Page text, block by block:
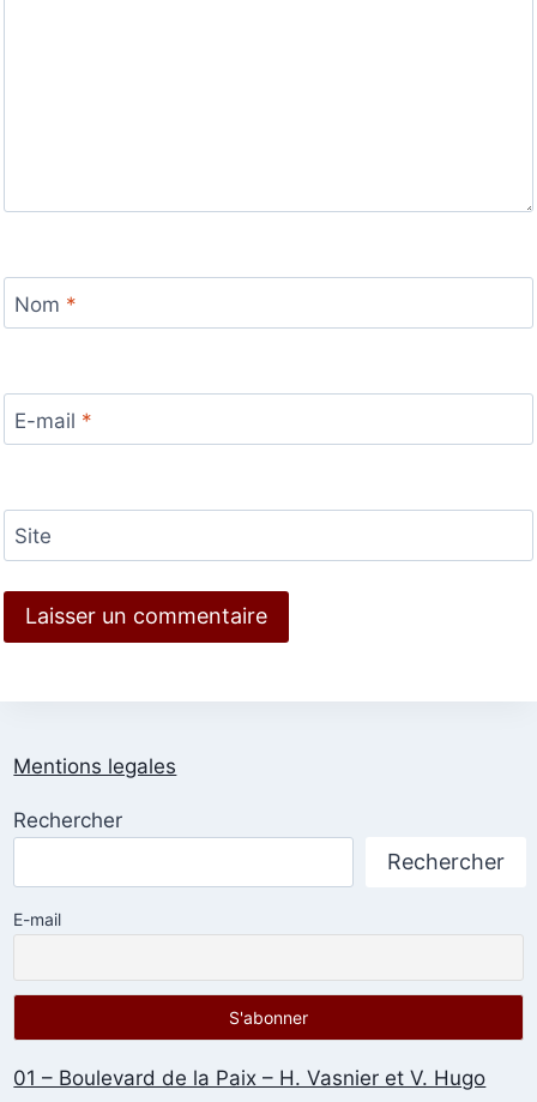
Nom *
E-mail *
Site
Mentions legales
Rechercher
Rechercher
E-mail
01 – Boulevard de la Paix – H. Vasnier et V. Hugo